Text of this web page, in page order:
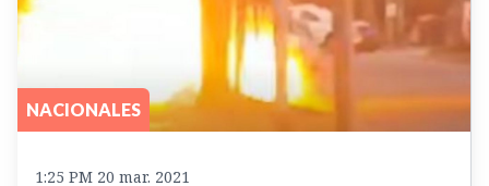
NACIONALES
1:25 PM 20 mar. 2021